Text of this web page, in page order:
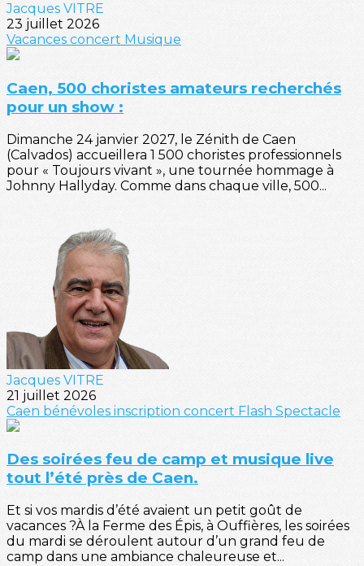
Jacques VITRE
23 juillet 2026
Vacances concert Musique
Caen, 500 choristes amateurs recherchés
pour un show :
Dimanche 24 janvier 2027, le Zénith de Caen
(Calvados) accueillera 1 500 choristes professionnels
pour « Toujours vivant », une tournée hommage à
Johnny Hallyday. Comme dans chaque ville, 500...
Jacques VITRE
21 juillet 2026
Caen bénévoles inscription concert Flash Spectacle
Des soirées feu de camp et musique live
tout l’été près de Caen.
Et si vos mardis d’été avaient un petit goût de
vacances ?À la Ferme des Épis, à Ouffières, les soirées
du mardi se déroulent autour d’un grand feu de
camp dans une ambiance chaleureuse et...